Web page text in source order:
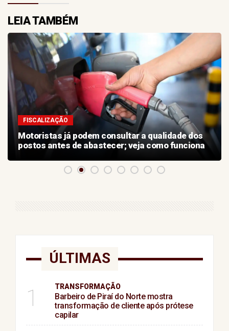
LEIA TAMBÉM
FISCALIZAÇÃO
Motoristas já podem consultar a qualidade dos
postos antes de abastecer; veja como funciona
ÚLTIMAS
1 TRANSFORMAÇÃO
Barbeiro de Piraí do Norte mostra
transformação de cliente após prótese
capilar